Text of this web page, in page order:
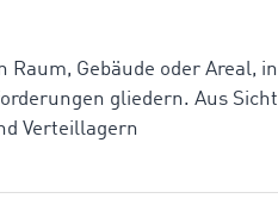
Raum, Gebäude oder Areal,
gliedern. Aus
Verteillagern